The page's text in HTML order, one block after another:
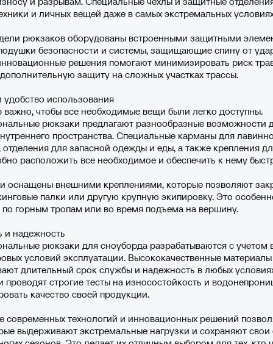
и личных вещей даже в самых экстремальных
рюкзаков оборудованы встроенными защитными
безопасности и системы, защищающие спину от
решения помогают минимизировать риск
защиту на сложных участках трассы.
использования
важно, чтобы все необходимые вещи были легко доступны.
рюкзаки предлагают разнообразные возможности
пространства. Специальные карманы для
для запасной одежды и еды, а также крепления
расположить все необходимое и обеспечить к нему
оснащены внешними креплениями, которые позволяют
палки или другую крупную экипировку. Это
горным тропам или во время подъема на вершину.
и надежность
рюкзаки для сноуборда разрабатываются с учетом
условий эксплуатации. Высококачественные
длительный срок службы и надежность в любых
проводят строгие тесты на износостойкость и
качество своей продукции.
современных технологий и инновационных решений
выдерживают экстремальные нагрузки и сохраняют свои